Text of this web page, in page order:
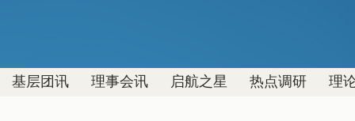
基层团讯 理事会讯 启航之星 热点调研 理